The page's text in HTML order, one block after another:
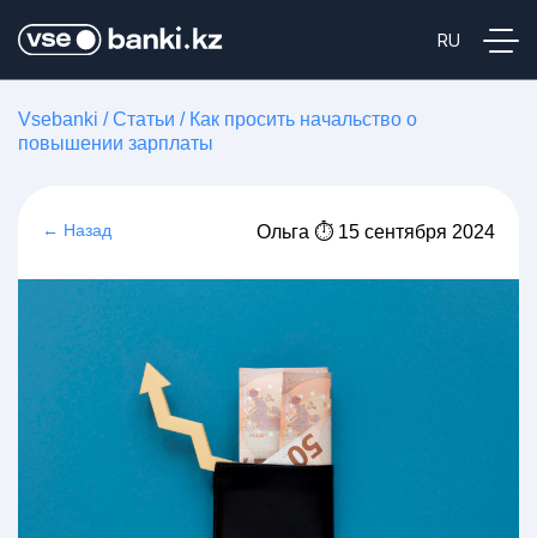
Vsebanki /Статьи / Как просить начальство о
повышении зарплаты
← Назад Ольга ⏱ 15 сентября 2024